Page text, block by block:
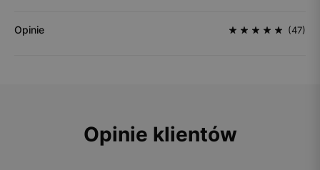
Opinie (47)
Opinie klientów